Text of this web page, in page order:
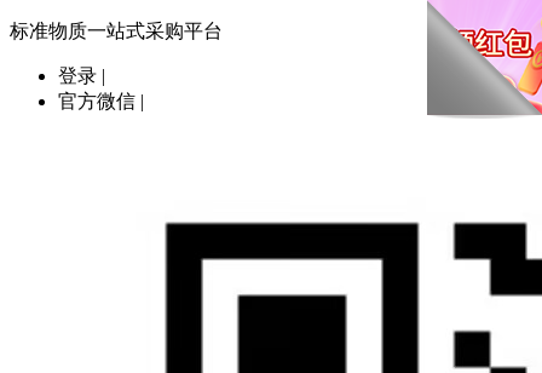
标准物质一站式采购平台
登录 |
官方微信 |